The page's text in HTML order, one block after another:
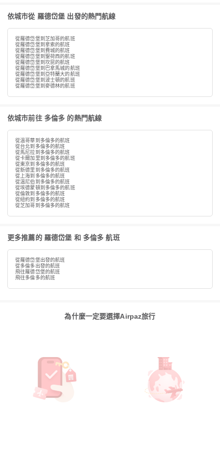
依城市從 羅德岱堡 出發的熱門航線
從羅德岱堡到芝加哥的航班
從羅德岱堡到拿索的航班
從羅德岱堡到費城的航班
從羅德岱堡到聖荷西的航班
從羅德岱堡到坎昆的航班
從羅德岱堡到巴拿馬城的航班
從羅德岱堡到亞特蘭大的航班
從羅德岱堡到波士頓的航班
從羅德岱堡到麥德林的航班
依城市前往 多倫多 的熱門航線
從溫哥華到多倫多的航班
從台北到多倫多的航班
從馬尼拉到多倫多的航班
從卡爾加里到多倫多的航班
從東京到多倫多的航班
從新德里到多倫多的航班
從上海到多倫多的航班
從溫尼伯到多倫多的航班
從埃德蒙頓到多倫多的航班
從倫敦到多倫多的航班
從紐約到多倫多的航班
從芝加哥到多倫多的航班
更多推薦的 羅德岱堡 和 多倫多 航班
從羅德岱堡出發的航班
從多倫多出發的航班
飛往羅德岱堡的航班
飛往多倫多的航班
為什麼一定要選擇Airpaz旅行